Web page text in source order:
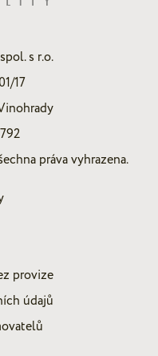
s r.o.
17
práva vyhrazena.
provize
údajů